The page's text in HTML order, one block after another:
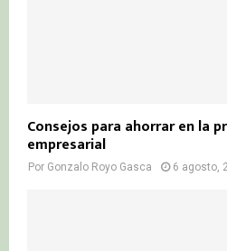
Consejos para ahorrar en la
empresarial
Por Gonzalo Royo Gasca 6 agosto,